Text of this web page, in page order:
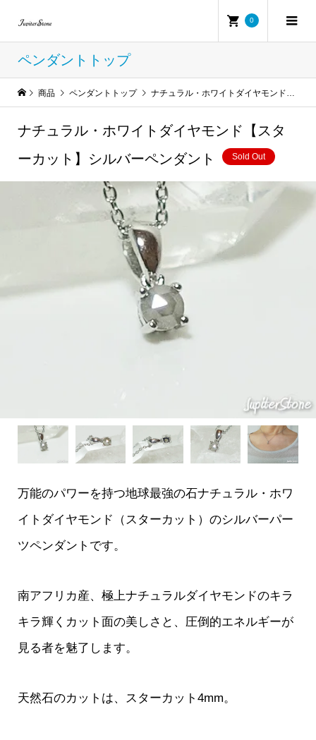
0
ペンダントトップ
商品 ペンダントトップ ナチュラル・ホワイトダイヤモンド【スターカット】シルバーペンダント
ナチュラル・ホワイトダイヤモンド【スタ
ーカット】シルバーペンダント
Sold Out
万能のパワーを持つ地球最強の石ナチュラル・ホワ
イトダイヤモンド（スターカット）のシルバーパー
ツペンダントです。
南アフリカ産、極上ナチュラルダイヤモンドのキラ
キラ輝くカット面の美しさと、圧倒的エネルギーが
見る者を魅了します。
天然石のカットは、スターカット4mm。